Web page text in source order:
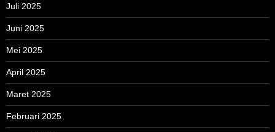
Juli 2025
Juni 2025
Mei 2025
April 2025
Maret 2025
Februari 2025